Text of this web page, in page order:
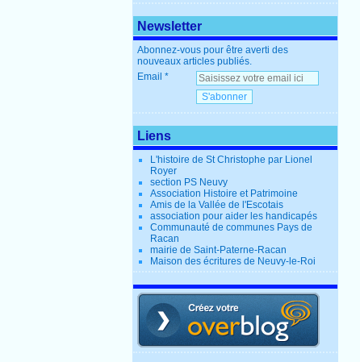
Newsletter
Abonnez-vous pour être averti des
nouveaux articles publiés.
Email
Liens
L'histoire de St Christophe par Lionel
Royer
section PS Neuvy
Association Histoire et Patrimoine
Amis de la Vallée de l'Escotais
association pour aider les handicapés
Communauté de communes Pays de
Racan
mairie de Saint-Paterne-Racan
Maison des écritures de Neuvy-le-Roi